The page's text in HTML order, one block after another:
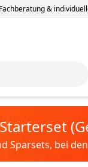
Fachberatung &
Sparsets, bei